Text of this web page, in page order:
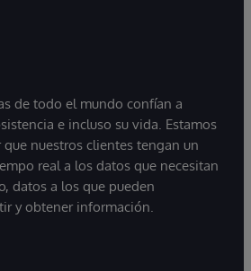
de todo el mundo confían a
e incluso su vida. Estamos
nuestros clientes tengan un
real a los datos que necesitan
datos a los que pueden
y obtener información.